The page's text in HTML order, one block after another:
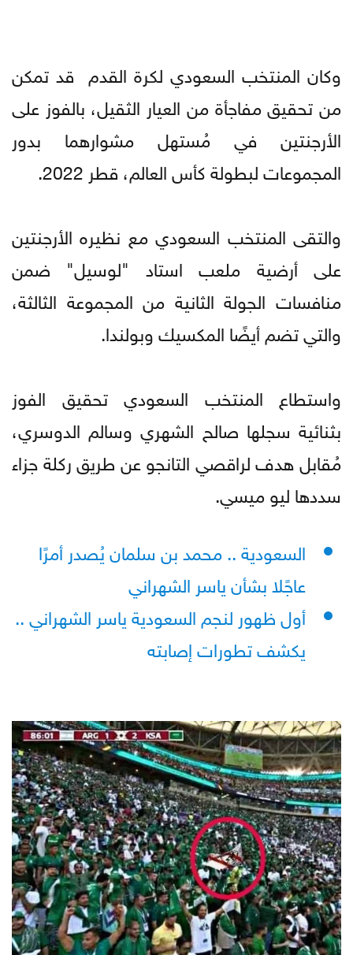
وكان المنتخب السعودي لكرة القدم قد تمكن
من تحقيق مفاجأة من العيار الثقيل، بالفوز على
الأرجنتين في مُستهل مشوارهما بدور
المجموعات لبطولة كأس العالم، قطر 2022.
والتقى المنتخب السعودي مع نظيره الأرجنتين
على أرضية ملعب استاد "لوسيل" ضمن
منافسات الجولة الثانية من المجموعة الثالثة،
والتي تضم أيضًا المكسيك وبولندا.
واستطاع المنتخب السعودي تحقيق الفوز
بثنائية سجلها صالح الشهري وسالم الدوسري،
مُقابل هدف لراقصي التانجو عن طريق ركلة جزاء
سددها ليو ميسي.
السعودية .. محمد بن سلمان يُصدر أمرًا
عاجًلا بشأن ياسر الشهراني
أول ظهور لنجم السعودية ياسر الشهراني ..
يكشف تطورات إصابته